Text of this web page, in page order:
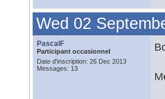
Wed 02
PascalF
Participant occasionnel
Date d'inscription: 26 Dec 2013
Messages: 13